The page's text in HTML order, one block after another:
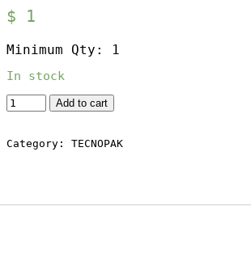
$ 1
Minimum Qty: 1
In stock
QuantityAdd to cart
Category: TECNOPAK